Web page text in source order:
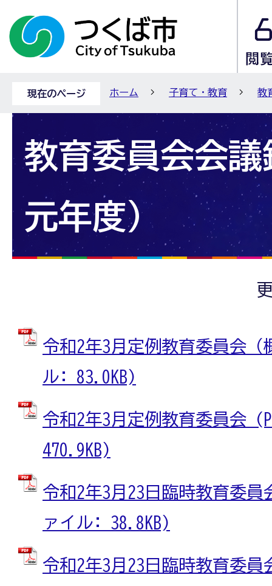
現在のページ ホーム 子育て・教育 教
教育委員会会議
元年度）
令和2年3月定例教育委員会（
ル: 83.0KB)
令和2年3月定例教育委員会
470.9KB)
令和2年3月23日臨時教育委員
ァイル: 38.8KB)
令和2年3月23日臨時教育委